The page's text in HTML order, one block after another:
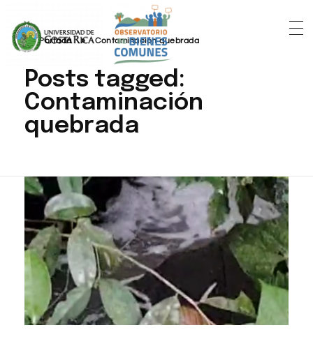
Portada » Contaminación quebrada
Posts tagged:
Contaminación
quebrada